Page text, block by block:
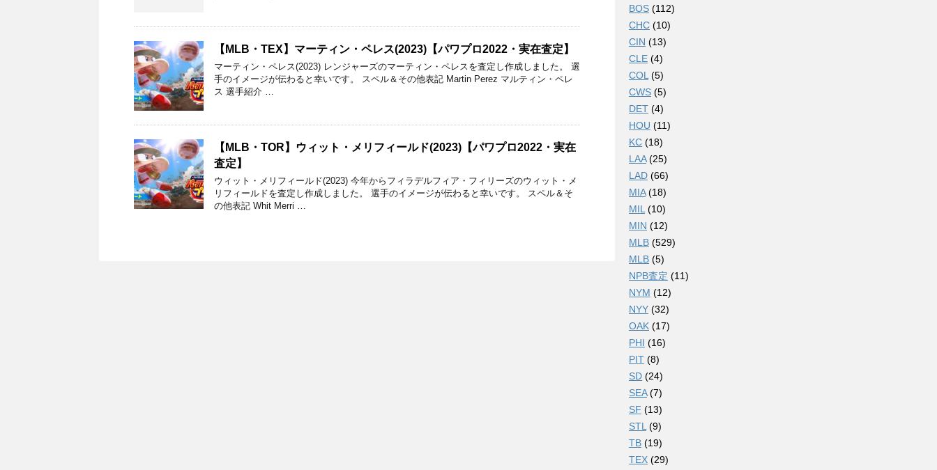
【MLB・TEX】マーティン・ペレス(2023)【パワプロ2022・実在査定】
マーティン・ペレス(2023) レンジャーズのマーティン・ペレスを査定し作成しました。 選
手のイメージが伝わると幸いです。 スペル＆その他表記 Martin Perez マルティン・ペレ
ス 選手紹介 …
【MLB・TOR】ウィット・メリフィールド(2023)【パワプロ2022・実在
査定】
ウィット・メリフィールド(2023) 今年からフィラデルフィア・フィリーズのウィット・メ
リフィールドを査定し作成しました。 選手のイメージが伝わると幸いです。 スペル＆そ
の他表記 Whit Merri …
BOS (112)
CHC (10)
CIN (13)
CLE (4)
COL (5)
CWS (5)
DET (4)
HOU (11)
KC (18)
LAA(25)
LAD (66)
MIA(18)
MIL (10)
MIN (12)
MLB (529)
MLB (5)
NPB査定 (11)
NYM (12)
NYY (32)
OAK (17)
PHI (16)
PIT (8)
SD (24)
SEA(7)
SF (13)
STL (9)
TB (19)
TEX (29)